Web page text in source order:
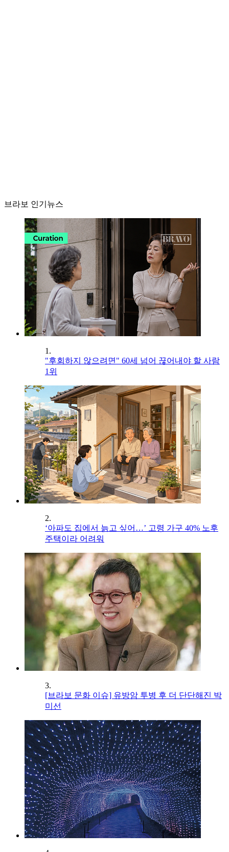
브라보 인기뉴스
1.
"후회하지 않으려면" 60세 넘어 끊어내야 할 사람
1위
2.
‘아파도 집에서 늙고 싶어…’ 고령 가구 40% 노후
주택이라 어려워
3.
[브라보 문화 이슈] 유방암 투병 후 더 단단해진 박
미선